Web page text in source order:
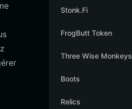
Stonk.Fi
FrogButt Token
Three Wise Monkeys
Boots
Relics